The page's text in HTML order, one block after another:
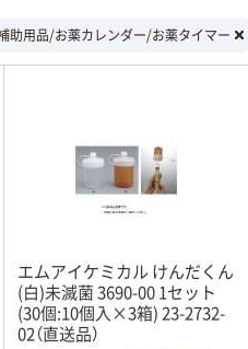
助用品/お薬カレンダー/お薬タイマー
エムアイケミカル けんだくん
(白)未滅菌 3690-00 1セット
(30個:10個入×3箱) 23-2732-
02（直送品）